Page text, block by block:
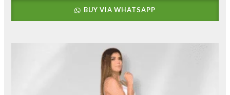
BUY VIA WHATSAPP